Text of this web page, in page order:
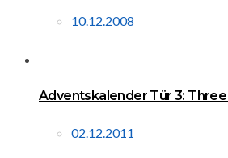
10.12.2008
Adventskalender Tür 3: Three
02.12.2011